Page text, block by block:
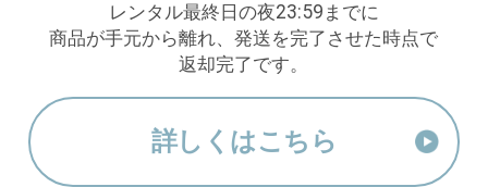
レンタル最終日の夜23:59までに
商品が手元から離れ、発送を完了させた時点で
返却完了です。
詳しくはこちら